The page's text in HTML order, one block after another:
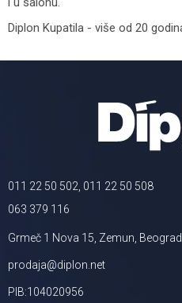
Diplon Kupatila - više od 20
011 22 50 502, 011 22 50 508
063 379 116
Grmeč 1 Nova 15, Zemun, Beograd
prodaja@diplon.net
PIB:104020956